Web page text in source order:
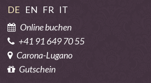
DE EN FR IT
Online buchen
+41 91 649 70 55
Carona-Lugano
Gutschein